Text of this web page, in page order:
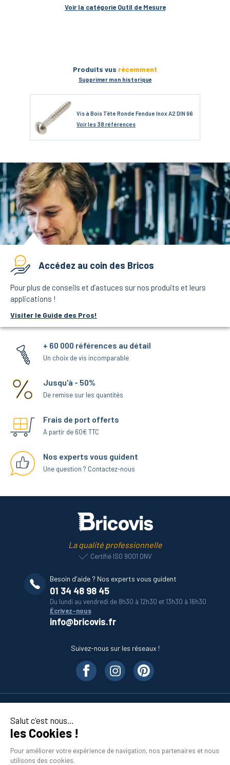
Salut c'est nous...
les Cookies !
Pour améliorer votre expérience de navigation, nos partenaires et nous
utilisons des cookies.
Voir la catégorie Outil de Mesure
Produits vus récemment
Supprimer mon historique
Vis à Bois Tête Ronde Fendue Inox A2 DIN 96
Voirles 38 références
Accédez au coin des Bricos
Pour plus de conseils et d’astuces sur nos produits et leurs
applications !
Visiter le Guide des Pros!
+ 60 000 références au détail
Un choix de vis incomparable
Jusqu'à - 50%
De remise sur les quantités
Frais de port offerts
A partir de 60€ TTC
Nos experts vous guident
Une question ? Contactez-nous
La qualité professionnelle
Certifié ISO 9001 DNV
Besoin d’aide ? Nos experts vous guident
01 34 48 98 45
Du lundi au vendredi de 8h30 à 12h30 et 13h30 à 16h30
Écrivez-nous
info@bricovis.fr
Suivez-nous sur les réseaux !
En savoir plus